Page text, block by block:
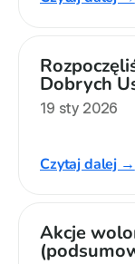
Dobrych
19 sty 2026
Czytaj dalej →
Akcje